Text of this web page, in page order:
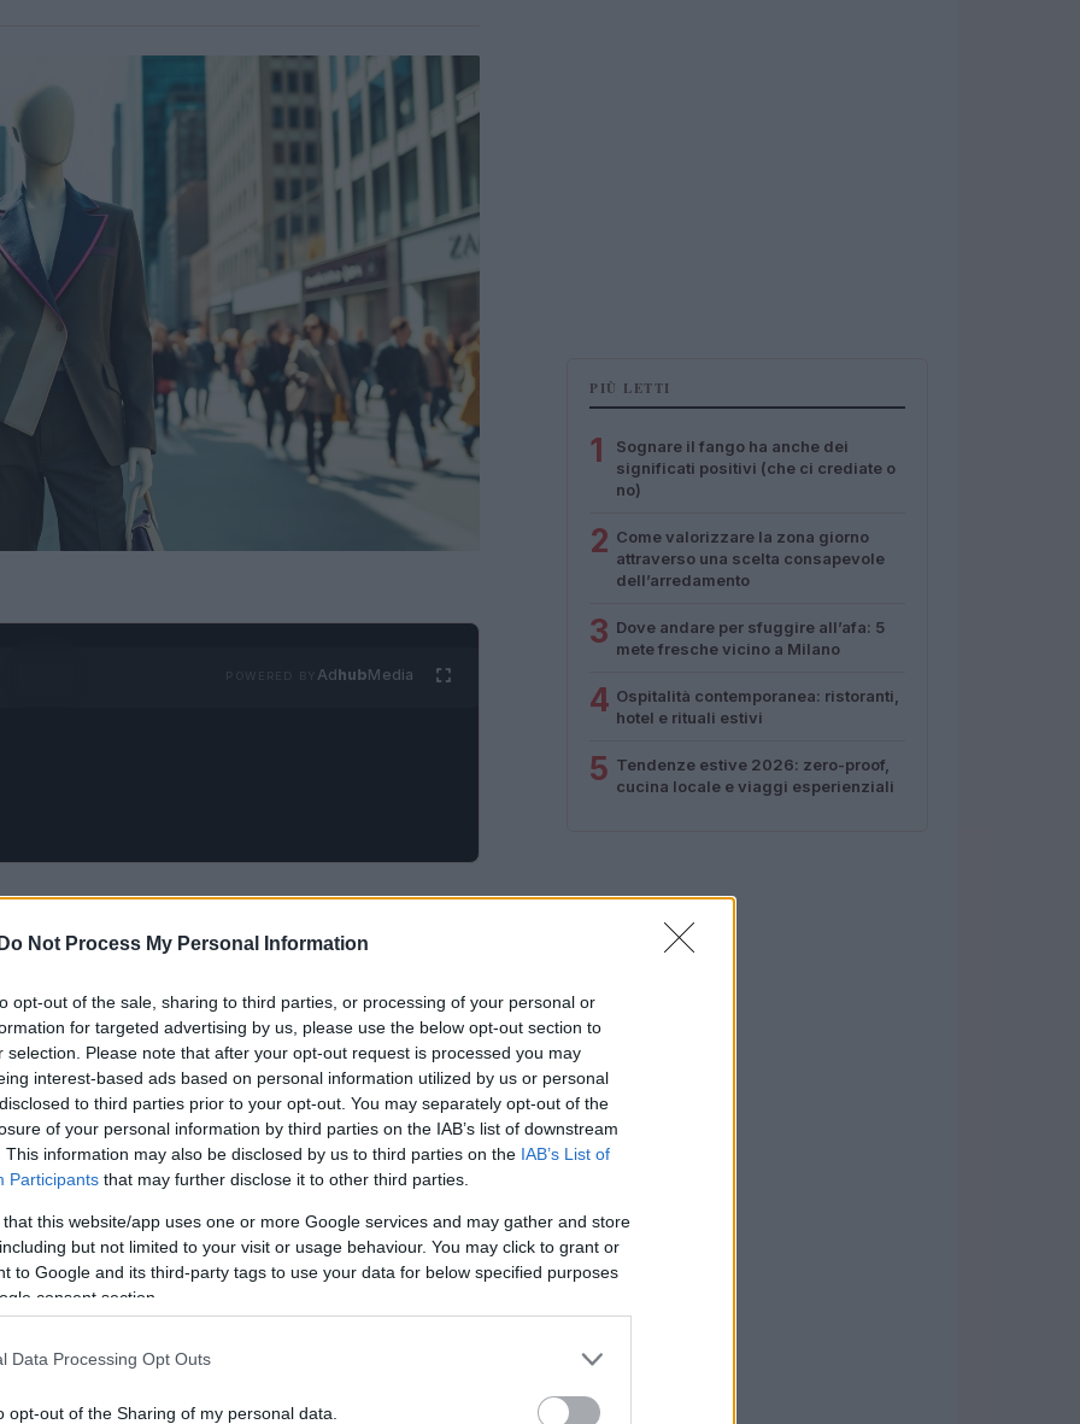
Do Not Process My Personal Information
opt-out of the sale, sharing to third parties, or processing of your personal or
for targeted advertising by us, please use the below opt-out section to
selection. Please note that after your opt-out request is processed you may
interest-based ads based on personal information utilized by us or personal
to third parties prior to your opt-out. You may separately opt-out of the
of your personal information by third parties on the IAB’s list of downstream
This information may also be disclosed by us to third parties on the IAB’s List of
Participants that may further disclose it to other third parties.
that this website/app uses one or more Google services and may gather and store
but not limited to your visit or usage behaviour. You may click to grant or
to Google and its third-party tags to use your data for below specified purposes
consent section.
Data Processing Opt Outs
opt-out of the Sharing of my personal data.
AdhubMedia
Saint SernineZarasegna un traguardo
le sue collezioni caratterizzate da
non rappresenta solo un sogno che si
il suo stile distintivo a una platea globale.
PIÙ LETTI
1
Sognare il fango ha anche dei
significati positivi (che ci crediate o
no)
2 Come valorizzare la zona giorno
attraverso una scelta consapevole
dell’arredamento
3 Dove andare per sfuggire all’afa: 5
mete fresche vicino a Milano
4 Ospitalità contemporanea: ristoranti,
hotel e rituali estivi
5 Tendenze estive 2026: zero-proof,
cucina locale e viaggi esperienziali